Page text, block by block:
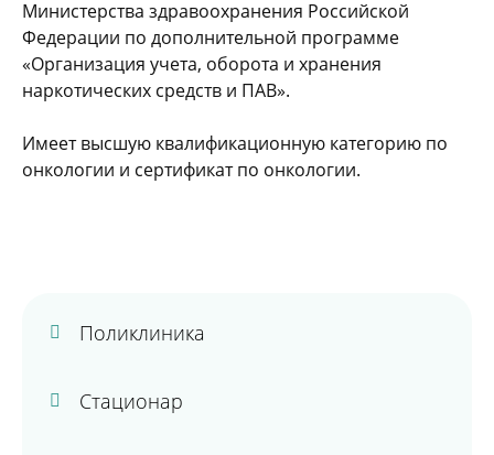
Министерства здравоохранения Российской
Федерации по дополнительной программе
«Организация учета, оборота и хранения
наркотических средств и ПАВ».
Имеет высшую квалификационную категорию по
онкологии и сертификат по онкологии.
Поликлиника
Стационар